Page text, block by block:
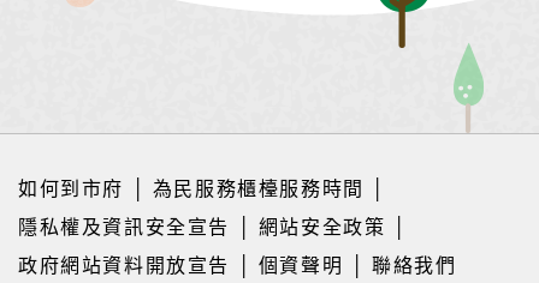
如何到市府 為民服務櫃檯服務時間
隱私權及資訊安全宣告
網站安全政策
政府網站資料開放宣告
個資聲明 │聯絡我們